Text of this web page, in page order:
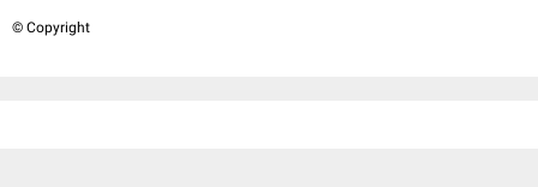
© Copyright